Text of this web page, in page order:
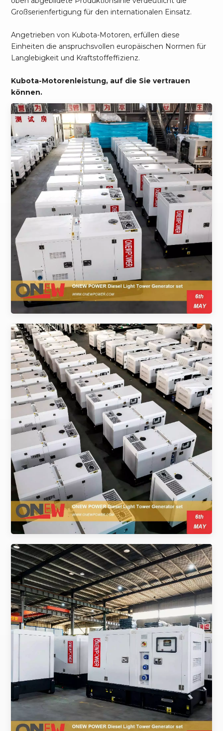
Großserienfertigung für den internationalen Einsatz.
Angetrieben von Kubota-Motoren, erfüllen diese
Einheiten die anspruchsvollen europäischen Normen für
Langlebigkeit und Kraftstoffeffizienz.
Kubota-Motorenleistung, auf die Sie vertrauen
können.